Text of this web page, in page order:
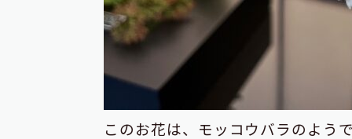
このお花は、モッコウバラのよう